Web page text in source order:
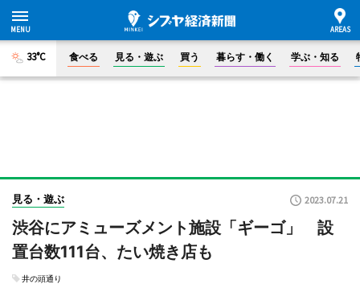
33°C 食べる 見る・遊ぶ 買う 暮らす・働く 学ぶ・知る
見る・遊ぶ 2023.07.21
渋谷にアミューズメント施設「ギーゴ」 設
置台数111台、たい焼き店も
井の頭通り